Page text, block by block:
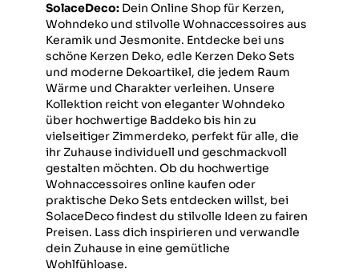
SolaceDeco: Dein Online Shop für Kerzen,
Wohndeko und stilvolle Wohnaccessoires aus
Keramik und Jesmonite. Entdecke bei uns
schöne Kerzen Deko, edle Kerzen Deko Sets
und moderne Dekoartikel, die jedem Raum
Wärme und Charakter verleihen. Unsere
Kollektion reicht von eleganter Wohndeko
über hochwertige Baddeko bis hin zu
vielseitiger Zimmerdeko, perfekt für alle, die
ihr Zuhause individuell und geschmackvoll
gestalten möchten. Ob du hochwertige
Wohnaccessoires online kaufen oder
praktische Deko Sets entdecken willst, bei
SolaceDeco findest du stilvolle Ideen zu fairen
Preisen. Lass dich inspirieren und verwandle
dein Zuhause in eine gemütliche
Wohlfühloase.